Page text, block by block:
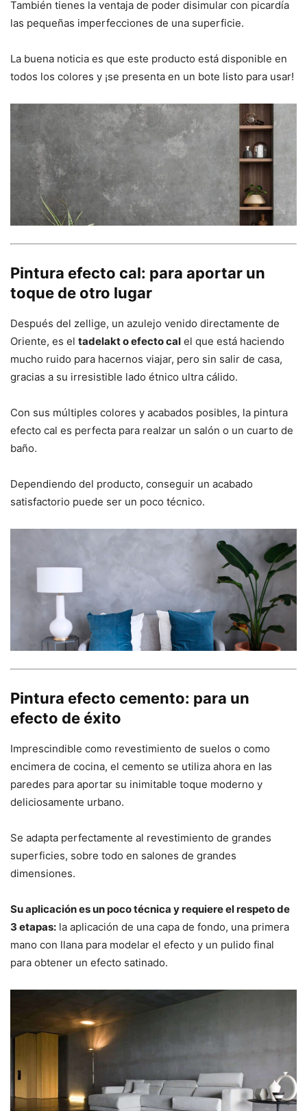
También tienes la ventaja de poder disimular con picardía
las pequeñas imperfecciones de una superficie.
La buena noticia es que este producto está disponible en
todos los colores y ¡se presenta en un bote listo para usar!
Pintura efecto cal: para aportar un
toque de otro lugar
Después del zellige, un azulejo venido directamente de
Oriente, es el tadelakt o efecto cal el que está haciendo
mucho ruido para hacernos viajar, pero sin salir de casa,
gracias a su irresistible lado étnico ultra cálido.
Con sus múltiples colores y acabados posibles, la pintura
efecto cal es perfecta para realzar un salón o un cuarto de
baño.
Dependiendo del producto, conseguir un acabado
satisfactorio puede ser un poco técnico.
Pintura efecto cemento: para un
efecto de éxito
Imprescindible como revestimiento de suelos o como
encimera de cocina, el cemento se utiliza ahora en las
paredes para aportar su inimitable toque moderno y
deliciosamente urbano.
Se adapta perfectamente al revestimiento de grandes
superficies, sobre todo en salones de grandes
dimensiones.
Su aplicación es un poco técnica y requiere el respeto de
3 etapas: la aplicación de una capa de fondo, una primera
mano con llana para modelar el efecto y un pulido final
para obtener un efecto satinado.